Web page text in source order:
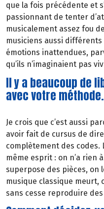
que la fois précédente et
passionnant de tenter
musicalement assez fou
musiciens aussi
émotions inattendues,
qu’ils n’imaginaient pas
Il y a beaucoup de
avec votre
Je crois que c’est aussi
avoir fait de cursus de
complètement des codes.
même esprit : on n’a rien
superpose des pièces, on
musique classique meurt,
sans cesse reproduire